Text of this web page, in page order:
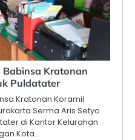
Kratonan
Puldatater
Kratonan Koramil
Serma Aris Setyo
di Kantor Kelurahan
Kota…